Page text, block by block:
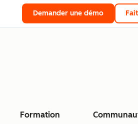
Demander une démo
Formation